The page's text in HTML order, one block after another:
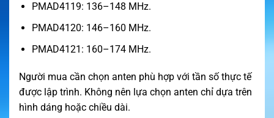
PMAD4119: 136–148 MHz.
PMAD4120: 146–160 MHz.
PMAD4121: 160–174 MHz.
Người mua cần chọn anten phù hợp với tần số thực tế
được lập trình. Không nên lựa chọn anten chỉ dựa trên
hình dáng hoặc chiều dài.